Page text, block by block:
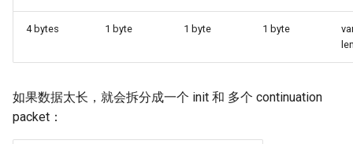
4 bytes 1 byte 1 byte 1 byte
如果数据太长，就会拆分成一个 init 和 多个 continuation
packet：